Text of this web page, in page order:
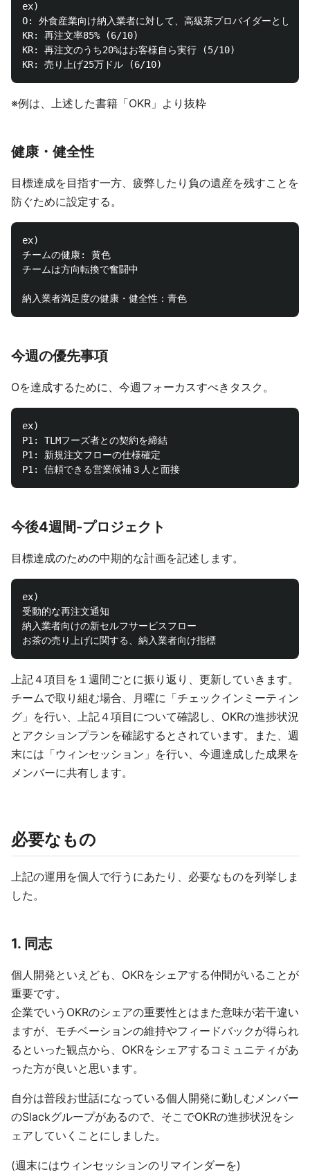
ex)
O: 外食産業向け納入業者に対して、高級茶プロバイダーとして
KR: 再注文率85% (6/10)
KR: 再注文のうち20%はお客様自ら実行 (5/10)
※例は、上述した書籍「OKR」より抜粋
健康・健全性
目標達成を目指す一方、疲弊したり負の遺産を残すことを
防ぐために設定する。
ex)
チームの健康: 黄色
チームは方向転換で奮闘中
今週の優先事項
Oを達成するために、今週フォーカスすべきタスク。
ex)
P1: TLMフーズ者との契約を締結
P1: 新規注文フローの仕様確定
今後4週間-プロジェクト
目標達成のための中期的な計画を記述します。
ex)
受動的な再注文通知
納入業者向けの新セルフサービスフロー
上記４項目を１週間ごとに振り返り、更新していきます。
チームで取り組む場合、月曜に「チェックインミーティン
グ」を行い、上記４項目について確認し、OKRの進捗状況
とアクションプランを確認するとされています。また、週
末には「ウィンセッション」を行い、今週達成した成果を
メンバーに共有します。
必要なもの
上記の運用を個人で行うにあたり、必要なものを列挙しま
した。
1. 同志
個人開発といえども、OKRをシェアする仲間がいることが
重要です。
企業でいうOKRのシェアの重要性とはまた意味が若干違い
ますが、モチベーションの維持やフィードバックが得られ
るといった観点から、OKRをシェアするコミュニティがあ
った方が良いと思います。
自分は普段お世話になっている個人開発に勤しむメンバー
のSlackグループがあるので、そこでOKRの進捗状況をシ
ェアしていくことにしました。
(週末にはウィンセッションのリマインダーを)